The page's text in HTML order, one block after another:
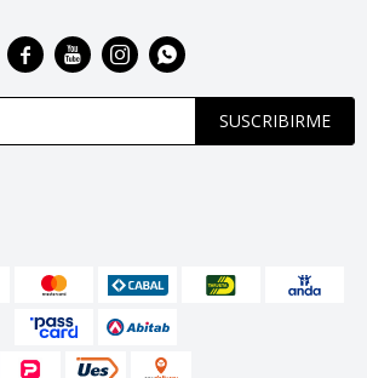
SUSCRIBIRME
   